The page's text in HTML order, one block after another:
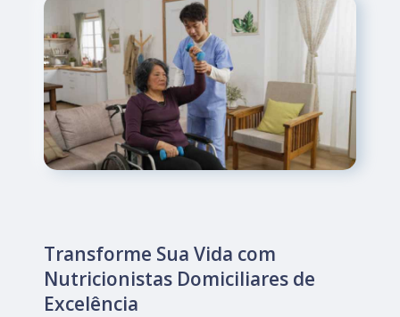
Transforme Sua Vida com
Nutricionistas Domiciliares de
Excelência